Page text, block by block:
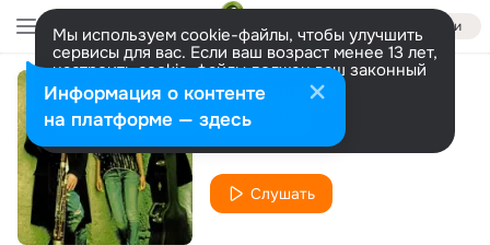
Войти
Мы используем cookie-файлы, чтобы улучшить
сервисы для вас. Если ваш возраст менее 13 лет,
настроить cookie-файлы должен ваш законный
представитель. Больше информации
Разрешить все Настроить
Небо Это Я
INDI
Слушать
Информация о контенте
на платформе — здесь